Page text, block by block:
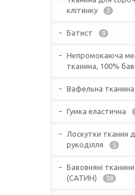
клітинку
3
Батист 9
Непромокаюча
тканина, 100%
Вафельна
Гумка еластична
Лоскутки тканин
рукоділля
5
Бавовняні
(САТИН)
58